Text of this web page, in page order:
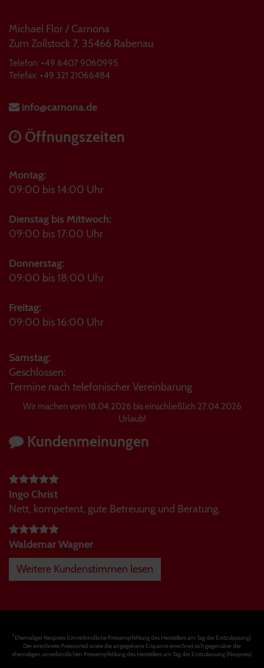
Michael Flor / Carnona
Zum Zollstock 7, 35466 Rabenau
Telefon: +49 6407 9060995
Telefax: +49 321 21066484
info@carnona.de
Öffnungszeiten
Montag:
09:00 bis 14:00 Uhr
Dienstag bis Mittwoch:
09:00 bis 17:00 Uhr
Donnerstag:
09:00 bis 18:00 Uhr
Freitag:
09:00 bis 16:00 Uhr
Samstag:
Geschlossen:
Termine nach telefonischer Vereinbarung
Wir machen vom 18.04.2026 bis einschließlich 27.04.2026
Urlaub!
Kundenmeinungen
Ingo Christ
Nett, kompetent, gute Betreuung und Beratung.
Waldemar Wagner
Weitere Kundenstimmen lesen
1Ehemaliger Neupreis (Unverbindliche Preisempfehlung des Herstellers am Tag der Erstzulassung).
Der errechnete Preisvorteil sowie die angegebene Ersparnis errechnet sich gegenüber der
ehemaligen unverbindlichen Preisempfehlung des Herstellers am Tag der Erstzulassung (Neupreis).